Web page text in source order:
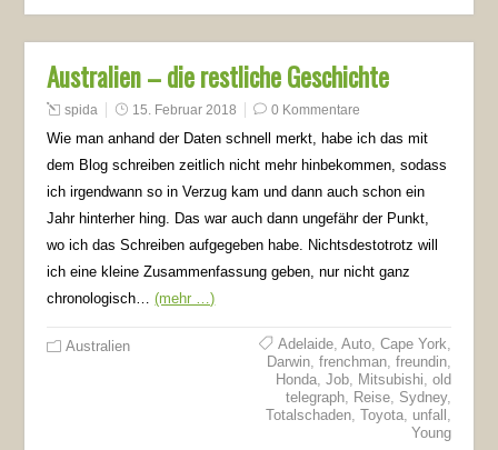
Australien – die restliche Geschichte
spida 15. Februar 2018 0 Kommentare
Wie man anhand der Daten schnell merkt, habe ich das mit
dem Blog schreiben zeitlich nicht mehr hinbekommen, sodass
ich irgendwann so in Verzug kam und dann auch schon ein
Jahr hinterher hing. Das war auch dann ungefähr der Punkt,
wo ich das Schreiben aufgegeben habe. Nichtsdestotrotz will
ich eine kleine Zusammenfassung geben, nur nicht ganz
chronologisch…(mehr …)
Australien Adelaide, Auto, Cape York
Darwin, frenchman, freundin,
Honda, Job, Mitsubishi old
telegraph, Reise, Sydney,
Totalschaden, Toyota, unfall
Young